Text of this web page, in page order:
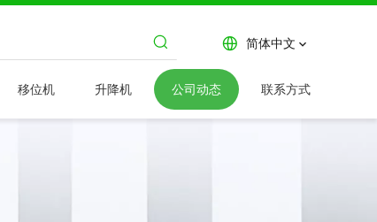
简体中文
移位机 升降机 公司动态 联系方式